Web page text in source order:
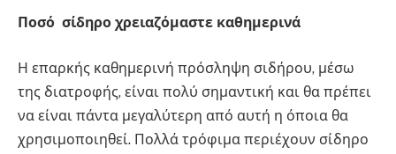
Ποσό σίδηρο χρειαζόμαστε καθημερινά
Η επαρκής καθημερινή πρόσληψη σιδήρου, μέσω
της διατροφής, είναι πολύ σημαντική και θα πρέπει
να είναι πάντα μεγαλύτερη από αυτή η όποια θα
χρησιμοποιηθεί. Πολλά τρόφιμα περιέχουν σίδηρο